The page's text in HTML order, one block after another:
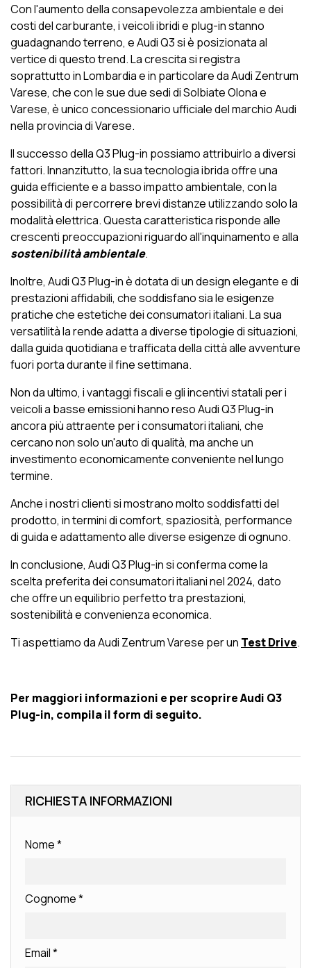
Con l'aumento della consapevolezza ambientale e dei
costi del carburante, i veicoli ibridi e plug-in stanno
guadagnando terreno, e Audi Q3 si è posizionata al
vertice di questo trend. La crescita si registra
soprattutto in Lombardia e in particolare da Audi Zentrum
Varese, che con le sue due sedi di Solbiate Olona e
Varese, è unico concessionario ufficiale del marchio Audi
nella provincia di Varese.
Il successo della Q3 Plug-in possiamo attribuirlo a diversi
fattori. Innanzitutto, la sua tecnologia ibrida offre una
guida efficiente e a basso impatto ambientale, con la
possibilità di percorrere brevi distanze utilizzando solo la
modalità elettrica. Questa caratteristica risponde alle
crescenti preoccupazioni riguardo all'inquinamento e alla
sostenibilità ambientale.
Inoltre, Audi Q3 Plug-in è dotata di un design elegante e di
prestazioni affidabili, che soddisfano sia le esigenze
pratiche che estetiche dei consumatori italiani. La sua
versatilità la rende adatta a diverse tipologie di situazioni,
dalla guida quotidiana e trafficata della città alle avventure
fuori porta durante il fine settimana.
Non da ultimo, i vantaggi fiscali e gli incentivi statali per i
veicoli a basse emissioni hanno reso Audi Q3 Plug-in
ancora più attraente per i consumatori italiani, che
cercano non solo un'auto di qualità, ma anche un
investimento economicamente conveniente nel lungo
termine.
Anche i nostri clienti si mostrano molto soddisfatti del
prodotto, in termini di comfort, spaziosità, performance
di guida e adattamento alle diverse esigenze di ognuno.
In conclusione, Audi Q3 Plug-in si conferma come la
scelta preferita dei consumatori italiani nel 2024, dato
che offre un equilibrio perfetto tra prestazioni,
sostenibilità e convenienza economica.
Ti aspettiamo da Audi Zentrum Varese per un Test Drive.
Per maggiori informazioni e per scoprire Audi Q3
Plug-in, compila il form di seguito.
RICHIESTA INFORMAZIONI
Nome*
Cognome*
Email*